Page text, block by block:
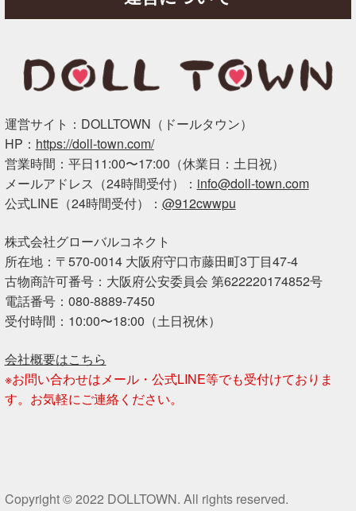
運営サイト：DOLLTOWN（ドールタウン）
HP： https://doll-town.com/
営業時間：平日11:00〜17:00（休業日：土日祝）
メールアドレス（24時間受付）： info@doll-town.com
公式LINE（24時間受付）： @912cwwpu
株式会社グローバルコネクト
所在地：〒570-0014 大阪府守口市藤田町3丁目47-4
古物商許可番号：大阪府公安委員会 第622220174852号
電話番号：080-8889-7450
受付時間：10:00〜18:00（土日祝休）
会社概要はこちら
※お問い合わせはメール・公式LINE等でも受付けておりま
す。お気軽にご連絡ください。
Copyright © 2022 DOLLTOWN. All rights reserved.